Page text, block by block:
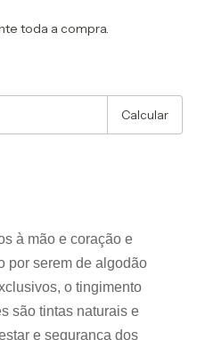
toda a compra.
Calcular
à mão e coração e
por serem de algodão
o tingimento
são tintas naturais e
e segurança dos